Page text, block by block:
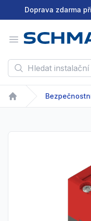
Doprava zdarma
Open menu
Hledat instalační
Home